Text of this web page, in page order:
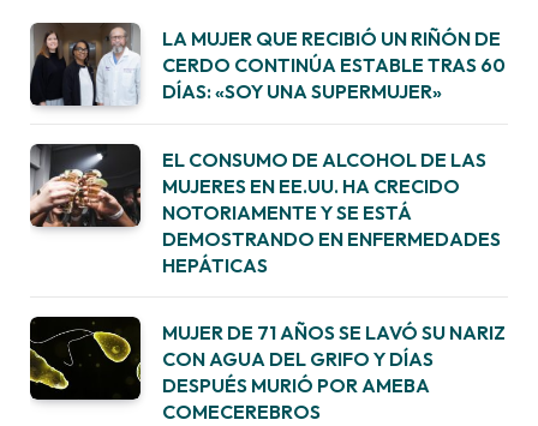
LA MUJER QUE RECIBIÓ UN RIÑÓN DE
CERDO CONTINÚA ESTABLE TRAS 60
DÍAS: «SOY UNA SUPERMUJER»
EL CONSUMO DE ALCOHOL DE LAS
MUJERES EN EE.UU. HA CRECIDO
NOTORIAMENTE Y SE ESTÁ
DEMOSTRANDO EN ENFERMEDADES
HEPÁTICAS
MUJER DE 71 AÑOS SE LAVÓ SU NARIZ
CON AGUA DEL GRIFO Y DÍAS
DESPUÉS MURIÓ POR AMEBA
COMECEREBROS